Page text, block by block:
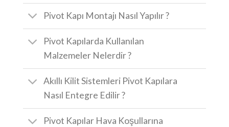
Pivot Kapı Montajı Nasıl Yapılır ?
Pivot Kapılarda Kullanılan
Malzemeler Nelerdir ?
Akıllı Kilit Sistemleri Pivot Kapılara
Nasıl Entegre Edilir ?
Pivot Kapılar Hava Koşullarına